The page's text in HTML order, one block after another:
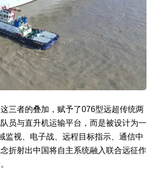
三者的叠加，赋予了076型远超传统两
员与直升机运输平台，而是被设计为一
监视、电子战、远程目标指示、通信中
折射出中国将自主系统融入联合远征作